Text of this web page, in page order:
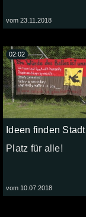
vom 23.11.2018
Ideen finden Stadt
Platz für alle!
vom 10.07.2018
02:02